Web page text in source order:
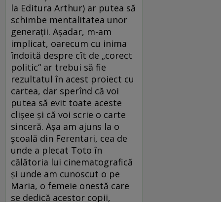
la Editura Arthur) ar putea să
schimbe mentalitatea unor
generații. Așadar, m-am
implicat, oarecum cu inima
îndoită despre cît de „corect
politic“ ar trebui să fie
rezultatul în acest proiect cu
cartea, dar sperînd că voi
putea să evit toate aceste
clișee și că voi scrie o carte
sinceră. Așa am ajuns la o
școală din Ferentari, cea de
unde a plecat Toto în
călătoria lui cinematografică
și unde am cunoscut o pe
Maria, o femeie onestă care
se dedică acestor copii,